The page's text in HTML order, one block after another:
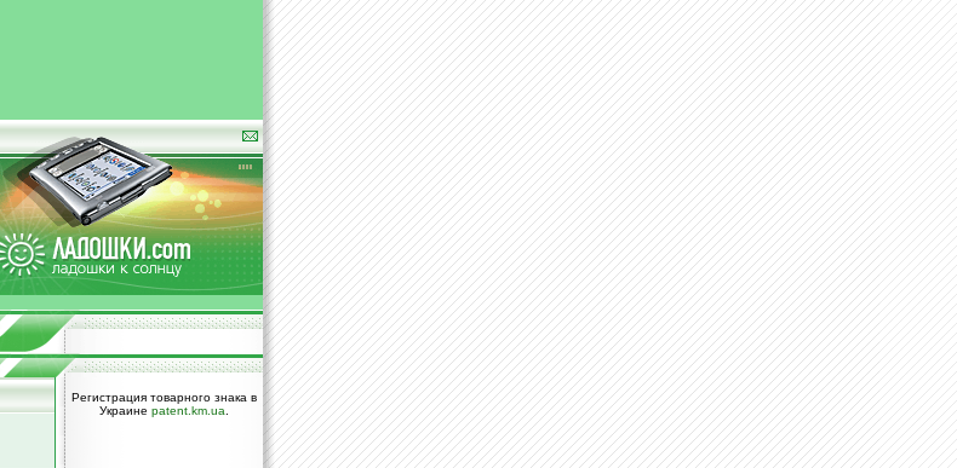
Регистрация товарного знака в
Украине patent.km.ua